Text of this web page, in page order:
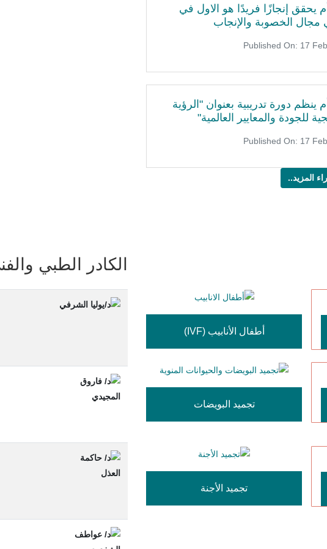
يحقق إنجازًا فريدًا هو الاول في
مجال الخصوبة والإنجاب
ينظم دورة تدريبية بعنوان "الرؤية
للجودة والمعايير العالمية"
المزيد..
أطفال الأنابيب (IVF)
تجميد البويضات
تجميد الأجنة
الكادر الطبي